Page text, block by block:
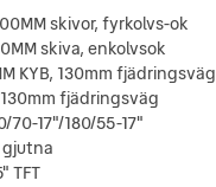
skivor, fyrkolvs-ok
skiva, enkolvsok
KYB, 130mm fjädringsväg
fjädringsväg
70-17"/180/55-17"
gjutna
TFT